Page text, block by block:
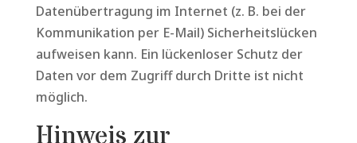
Datenübertragung im Internet (z. B. bei der
Kommunikation per E-Mail) Sicherheitslücken
aufweisen kann. Ein lückenloser Schutz der
Daten vor dem Zugriff durch Dritte ist nicht
möglich.